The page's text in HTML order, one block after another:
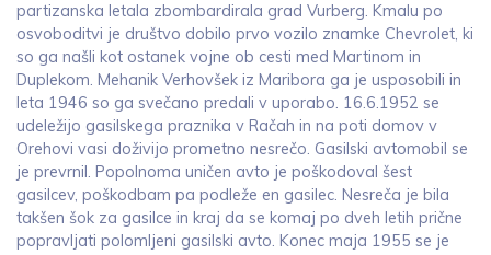
partizanska letala zbombardirala grad Vurberg. Kmalu po
osvoboditvi je društvo dobilo prvo vozilo znamke Chevrolet, ki
so ga našli kot ostanek vojne ob cesti med Martinom in
Duplekom. Mehanik Verhovšek iz Maribora ga je usposobili in
leta 1946 so ga svečano predali v uporabo. 16.6.1952 se
udeležijo gasilskega praznika v Račah in na poti domov v
Orehovi vasi doživijo prometno nesrečo. Gasilski avtomobil se
je prevrnil. Popolnoma uničen avto je poškodoval šest
gasilcev, poškodbam pa podleže en gasilec. Nesreča je bila
takšen šok za gasilce in kraj da se komaj po dveh letih prične
popravljati polomljeni gasilski avto. Konec maja 1955 se je